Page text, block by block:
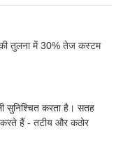
की तुलना में 30% तेज कस्टम
सुनिश्चित करता है। सतह
हैं - तटीय और कठोर